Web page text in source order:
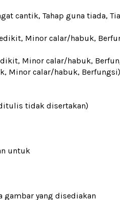
cantik, Tahap guna tiada,
Minor calar/habuk,
Minor calar/habuk,
Minor calar/habuk, Berfungsi)
tidak disertakan)
untuk
gambar yang disediakan